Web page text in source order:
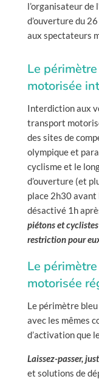
l’organisateur de
d’ouverture du
aux spectateurs
Le
motorisée
Interdiction aux
transport
des sites de
olympique et
cyclisme et le
d’ouverture (et
place 2h30 avant
désactivé 1h
piétons et
restriction pour
Le
motorisée
Le périmètre
avec les mêmes
d’activation que
Laissez-passer,
et solutions de